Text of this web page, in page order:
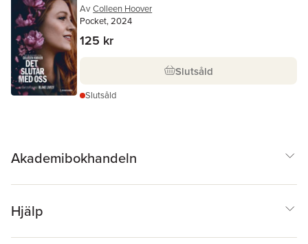
Av Colleen Hoover
Pocket, 2024
125 kr
Slutsåld
Slutsåld
Akademibokhandeln
Hjälp